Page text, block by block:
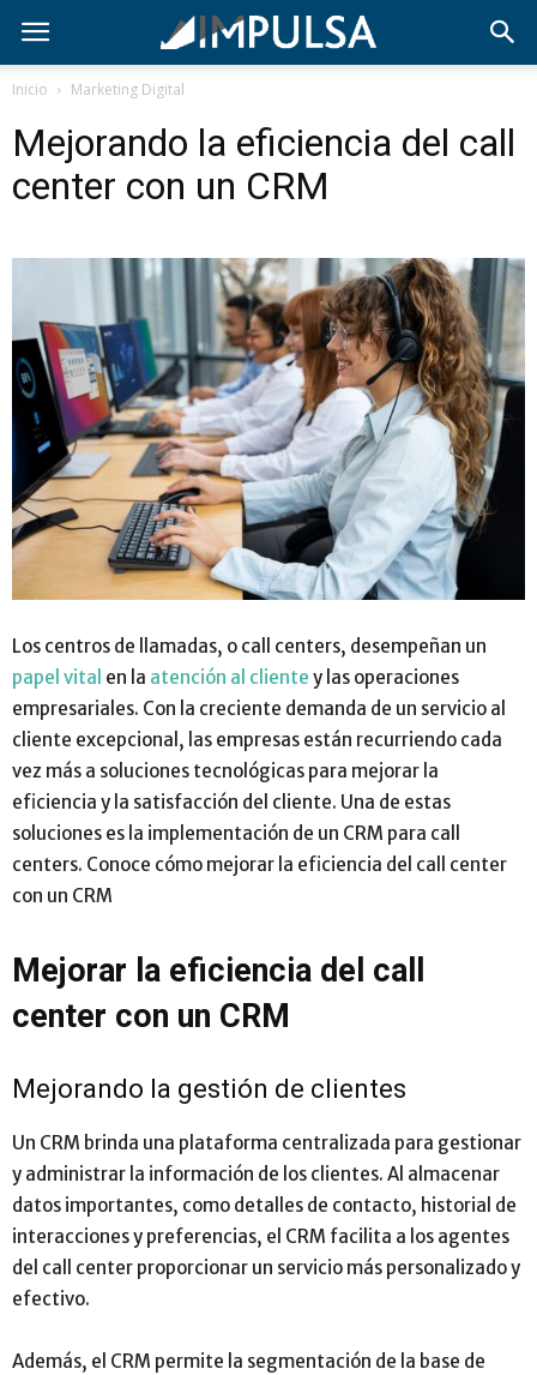
Inicio Marketing Digital
Mejorando la eficiencia del call
center con un CRM
Los centros de llamadas, o call centers, desempeñan un
papel vital en la atención al cliente y las operaciones
empresariales. Con la creciente demanda de un servicio al
cliente excepcional, las empresas están recurriendo cada
vez más a soluciones tecnológicas para mejorar la
eficiencia y la satisfacción del cliente. Una de estas
soluciones es la implementación de un CRM para call
centers. Conoce cómo mejorar la eficiencia del call center
con un CRM
Mejorar la eficiencia del call
center con un CRM
Mejorando la gestión de clientes
Un CRM brinda una plataforma centralizada para gestionar
y administrar la información de los clientes. Al almacenar
datos importantes, como detalles de contacto, historial de
interacciones y preferencias, el CRM facilita a los agentes
del call center proporcionar un servicio más personalizado y
efectivo.
Además, el CRM permite la segmentación de la base de